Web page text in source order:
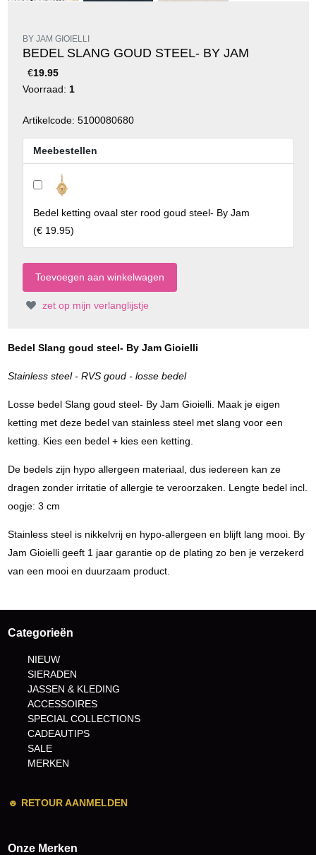
BY JAM GIOIELLI
BEDEL SLANG GOUD STEEL- BY JAM
€19.95
Voorraad: 1
Artikelcode: 5100080680
Meebestellen
Bedel ketting ovaal ster rood goud steel- By Jam
(€ 19.95)
zet op mijn verlanglijstje
Bedel Slang goud steel- By Jam Gioielli
Stainless steel - RVS goud - losse bedel
Losse bedel Slang goud steel- By Jam Gioielli. Maak je eigen
ketting met deze bedel van stainless steel met slang voor een
ketting. Kies een bedel + kies een ketting.
De bedels zijn hypo allergeen materiaal, dus iedereen kan ze
dragen zonder irritatie of allergie te veroorzaken. Lengte bedel incl.
oogje: 3 cm
Stainless steel is nikkelvrij en hypo-allergeen en blijft lang mooi. By
Jam Gioielli geeft 1 jaar garantie op de plating zo ben je verzekerd
van een mooi en duurzaam product.
Categorieën
NIEUW
SIERADEN
JASSEN & KLEDING
ACCESSOIRES
SPECIAL COLLECTIONS
CADEAUTIPS
SALE
MERKEN
☻ RETOUR AANMELDEN
Onze Merken